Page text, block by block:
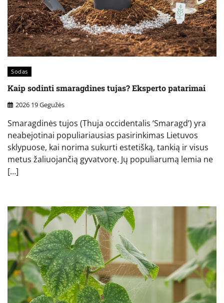
Sodas
Kaip sodinti smaragdines tujas? Eksperto patarimai
2026 19 Gegužės
Smaragdinės tujos (Thuja occidentalis ‘Smaragd’) yra
neabejotinai populiariausias pasirinkimas Lietuvos
sklypuose, kai norima sukurti estetišką, tankią ir visus
metus žaliuojančią gyvatvorę. Jų populiarumą lemia ne
[…]